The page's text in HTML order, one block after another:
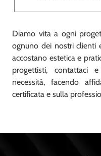
Diamo vita a ogni
ognuno dei nostri clienti
accostano estetica e
progettisti, contattaci
necessità, facendo
certificata e sulla